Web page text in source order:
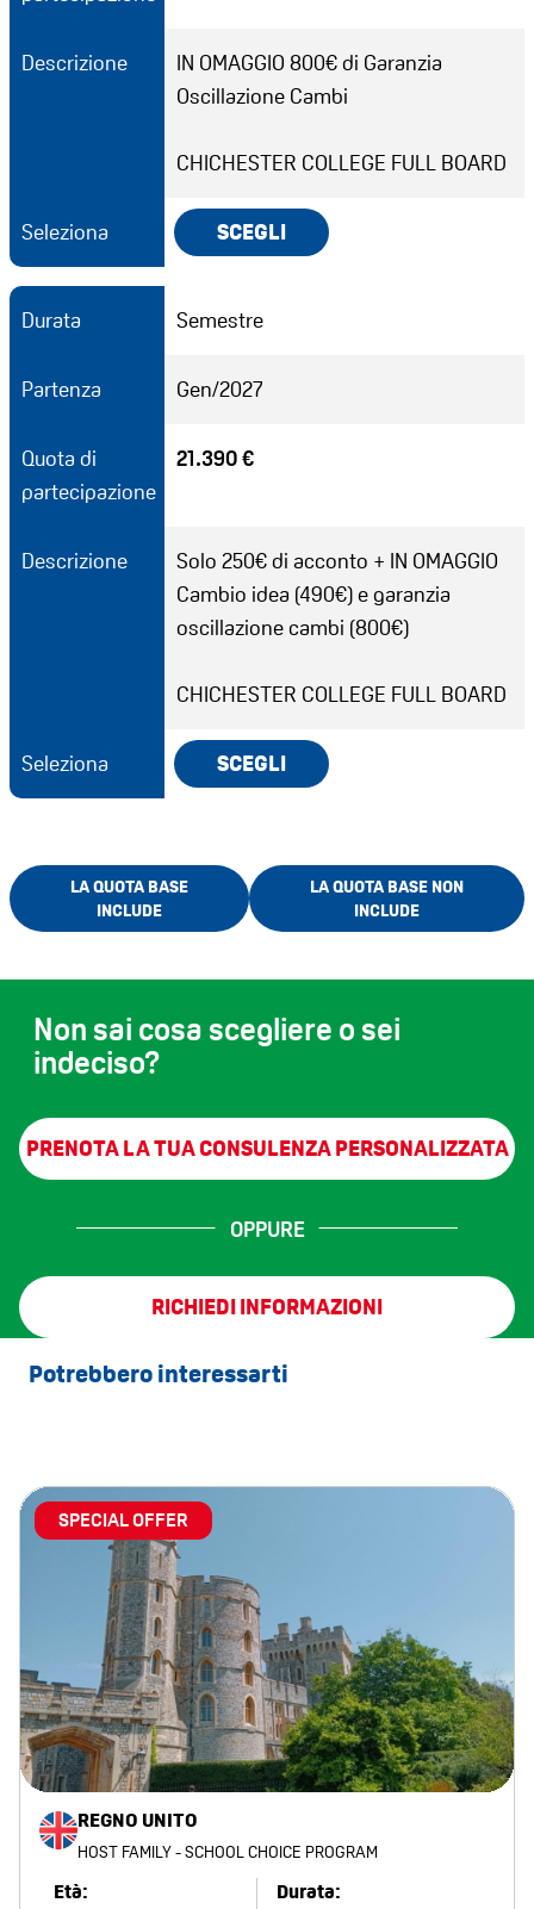
Descrizione
IN OMAGGIO 800€ di Garanzia
Oscillazione Cambi
CHICHESTER COLLEGE FULL BOARD
Seleziona SCEGLI
Durata Semestre
Partenza Gen/2027
Quota di
partecipazione
21.390 €
Descrizione
Solo 250€ di acconto + IN OMAGGIO
Cambio idea (490€) e garanzia
oscillazione cambi (800€)
CHICHESTER COLLEGE FULL BOARD
Seleziona SCEGLI
LA QUOTA BASE
INCLUDE
LA QUOTA BASE NON
INCLUDE
Non sai cosa scegliere o sei
indeciso?
PRENOTA LA TUA CONSULENZA PERSONALIZZATA
OPPURE
RICHIEDI INFORMAZIONI
Potrebbero interessarti
SPECIAL OFFER
REGNO UNITO
HOST FAMILY - SCHOOL CHOICE PROGRAM
Età: Durata: